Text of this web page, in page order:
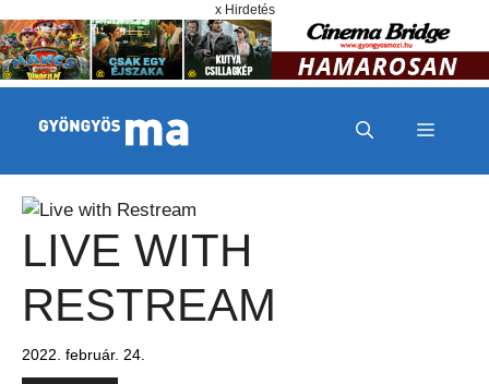
x Hirdetés
MENÜ
LIVE WITH
RESTREAM
2022. február. 24.